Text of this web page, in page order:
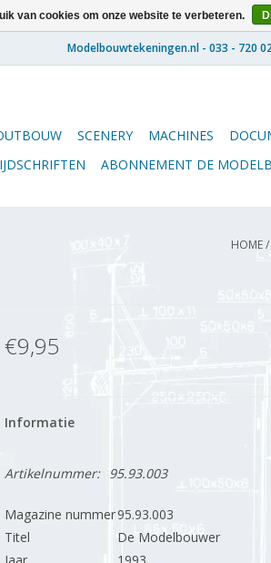
SCENERY MACHINES
ABONNEMENT DE
HOME/
€9,95
Informatie
Artikelnummer: 95.93.003
Magazine nummer95.93.003
Titel
De Modelbouwer
van cookies om onze website te verbeteren.